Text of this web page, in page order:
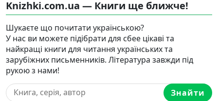
Knizhki.com.ua — Книги ще ближче!
Шукаєте що почитати українською?
У нас ви можете підібрати для сбее цікаві та
найкращі книги для читання українських та
зарубіжних письменників. Література завжди під
рукою з нами!
Знайти